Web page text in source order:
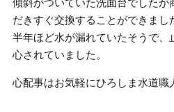
傾斜がついていた洗面台でしたが
だきすぐ交換することができまし
半年ほど水が漏れていたそうで、
心されていました。
心配事はお気軽にひろしま水道職